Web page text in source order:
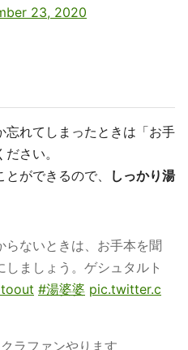
23, 2020
れてしまったときは「お手
さい。
ができるので、
しっかり湯
ないときは、お手本を聞
ましょう。ゲシュタルト
#湯婆婆 pic.twitter.c
ラファンやります